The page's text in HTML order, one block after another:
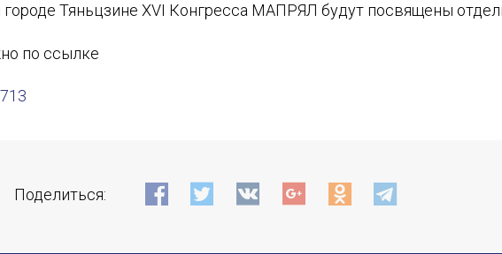
Тяньцзине XVI Конгресса МАПРЯЛ будут посвящены
по ссылке
Поделиться: